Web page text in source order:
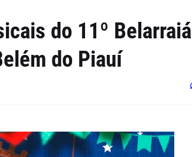
do 11º Belarraiá
do Piauí